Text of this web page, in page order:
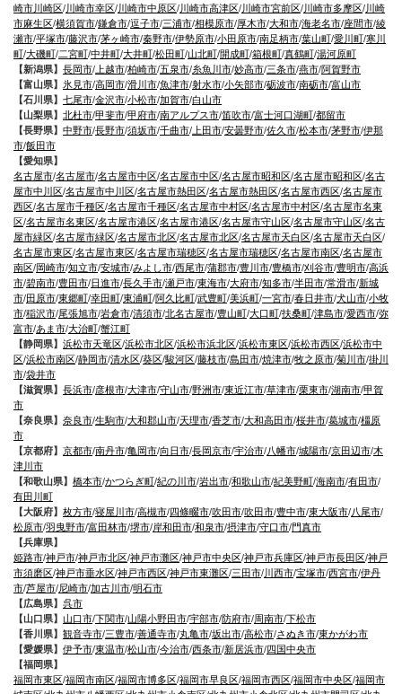
崎市川崎区/川崎市幸区/川崎市中原区/川崎市高津区/川崎市宮前区/川崎市多摩区/川崎
市麻生区/横須賀市/鎌倉市/逗子市/三浦市/相模原市/厚木市/大和市/海老名市/座間市/綾
瀬市/平塚市/藤沢市/茅ヶ崎市/秦野市/伊勢原市/小田原市/南足柄市/葉山町/愛川町/寒川
町/大磯町/二宮町/中井町/大井町/松田町/山北町/開成町/箱根町/真鶴町/湯河原町
【新潟県】 長岡市/ 上越市/柏崎市/五泉市/糸魚川市/妙高市/三条市/燕市/阿賀野市
【富山県】 氷見市/高岡市/滑川市/魚津市/射水市/小矢部市/砺波市/南砺市/富山市
【石川県】 七尾市/金沢市/小松市/加賀市/白山市
【山梨県】 北杜市/甲斐市/甲府市/南アルプス市/笛吹市/富士河口湖町/都留市
【長野県】 中野市/長野市/須坂市/千曲市/ 上田市/安曇野市/佐久市/松本市/茅野市/伊那
市/飯田市
【愛知県】
名古屋市/名古屋市/名古屋市中区/名古屋市中区/名古屋市昭和区/名古屋市昭和区/名古
屋市中川区/名古屋市中川区/名古屋市熱田区/名古屋市熱田区/名古屋市西区/名古屋市
西区/名古屋市千種区/名古屋市千種区/名古屋市中村区/名古屋市中村区/名古屋市名東
区/名古屋市名東区/名古屋市港区/名古屋市港区/名古屋市守山区/名古屋市守山区/名古
屋市緑区/名古屋市緑区/名古屋市北区/名古屋市北区/名古屋市天白区/名古屋市天白区/
名古屋市東区/名古屋市東区/名古屋市瑞穂区/名古屋市瑞穂区/名古屋市南区/名古屋市
南区/岡崎市/知立市/安城市/みよし市/西尾市/蒲郡市/豊川市/豊橋市/刈谷市/豊明市/高浜
市/碧南市/豊田市/日進市/長久手市/瀬戸市/東海市/大府市/知多市/半田市/常滑市/新城
市/田原市/東郷町/幸田町/東浦町/阿久比町/武豊町/美浜町/一宮市/春日井市/犬山市/小牧
市/稲沢市/尾張旭市/岩倉市/清須市/北名古屋市/豊山町/大口町/扶桑町/津島市/愛西市/弥
富市/あま市/大治町/蟹江町
【静岡県】 浜松市天竜区/浜松市北区/浜松市浜北区/浜松市東区/浜松市西区/浜松市中
区/浜松市南区/静岡市/清水区/葵区/駿河区/藤枝市/島田市/焼津市/牧之原市/菊川市/掛川
市/袋井市
【滋賀県】 長浜市/彦根市/大津市/守山市/野洲市/東近江市/草津市/栗東市/湖南市/甲賀
市
【奈良県】 奈良市/生駒市/大和郡山市/天理市/香芝市/大和高田市/桜井市/葛城市/橿原
市
【京都府】 京都市/南丹市/亀岡市/向日市/長岡京市/宇治市/八幡市/城陽市/京田辺市/木
津川市
【和歌山県】 橋本市/かつらぎ町/紀の川市/岩出市/和歌山市/紀美野町/海南市/有田市/
有田川町
【大阪府】 枚方市/寝屋川市/高槻市/四條畷市/吹田市/吹田市/豊中市/東大阪市/八尾市/
松原市/羽曳野市/富田林市/堺市/岸和田市/和泉市/摂津市/守口市/門真市
【兵庫県】
姫路市/神戸市/神戸市北区/神戸市灘区/神戸市中央区/神戸市兵庫区/神戸市長田区/神戸
市須磨区/神戸市垂水区/神戸市西区/神戸市東灘区/三田市/川西市/宝塚市/西宮市/伊丹
市/芦屋市/尼崎市/加古川市/明石市
【広島県】 呉市
【山口県】 山口市/下関市/山陽小野田市/宇部市/防府市/周南市/下松市
【香川県】 観音寺市/三豊市/善通寺市/丸亀市/坂出市/高松市/さぬき市/東かがわ市
【愛媛県】 伊予市/東温市/松山市/今治市/西条市/新居浜市/四国中央市
【福岡県】
福岡市東区/福岡市南区/福岡市博多区/福岡市早良区/福岡市西区/福岡市中央区/福岡市